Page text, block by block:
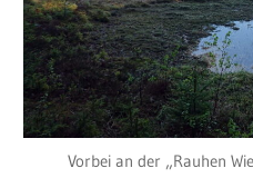
Vorbei an der „Rauhen